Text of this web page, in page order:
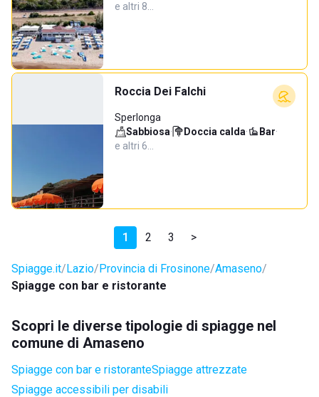
e altri 8…
Roccia Dei Falchi
Sperlonga
Sabbiosa· Doccia calda· Bar·
e altri 6…
1 2 3 >
Spiagge.it Lazio Provincia di Frosinone Amaseno
Spiagge con bar e ristorante
Scopri le diverse tipologie di spiagge nel
comune di Amaseno
Spiagge con bar e ristoranteSpiagge attrezzate
Spiagge accessibili per disabili